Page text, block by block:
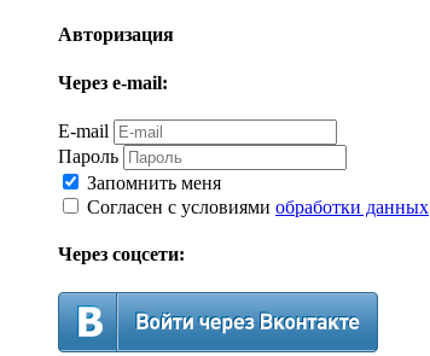
Авторизация
Через e-mail:
E-mail
Пароль
Запомнить меня
Согласен с условиями обработки данных
Через соцсети: